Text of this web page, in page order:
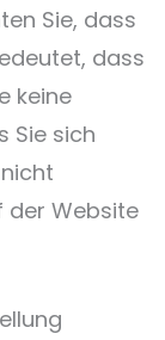
Sie, dass
dass
keine
Sie sich
der Website